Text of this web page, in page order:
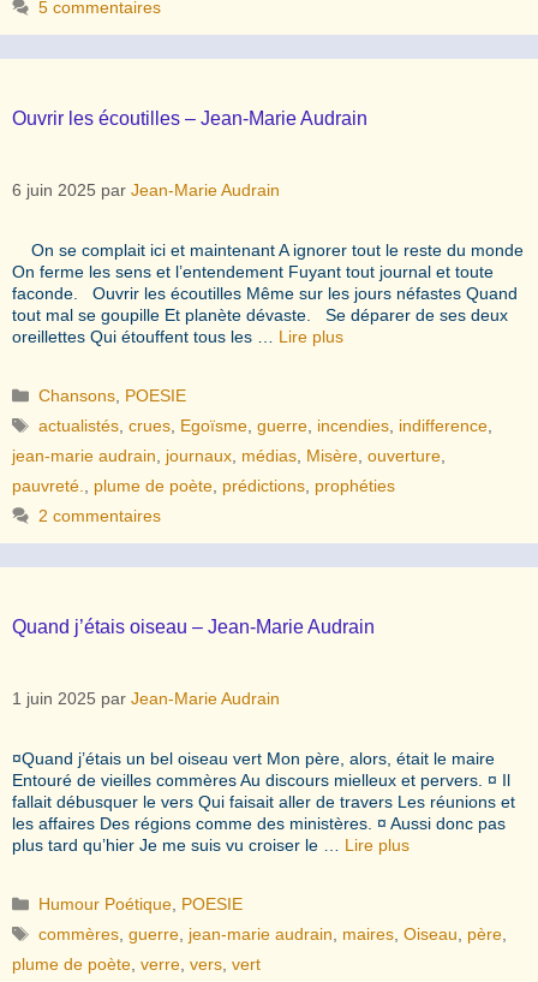
5 commentaires
Ouvrir les écoutilles – Jean-Marie Audrain
6 juin 2025 par Jean-Marie Audrain
On se complait ici et maintenant A ignorer tout le reste du monde
On ferme les sens et l’entendement Fuyant tout journal et toute
faconde. Ouvrir les écoutilles Même sur les jours néfastes Quand
tout mal se goupille Et planète dévaste. Se déparer de ses deux
oreillettes Qui étouffent tous les … Lire plus
Catégories
Chansons POESIE
Étiquettes
actualistés ,crues Egoïsme ,guerre incendies indifference
jean-marie audrain
journaux médias Misère ouverture
pauvreté.
plume de poète prédictions prophéties
2 commentaires
Quand j’étais oiseau – Jean-Marie Audrain
1 juin 2025 par Jean-Marie Audrain
¤Quand j’étais un bel oiseau vert Mon père, alors, était le maire
Entouré de vieilles commères Au discours mielleux et pervers. ¤ Il
fallait débusquer le vers Qui faisait aller de travers Les réunions et
les affaires Des régions comme des ministères. ¤ Aussi donc pas
plus tard qu’hier Je me suis vu croiser le … Lire plus
Catégories
Humour Poétique POESIE
Étiquettes
commères ,guerre jean-marie audrain maires ,Oiseau père
plume de poète verre vers vert